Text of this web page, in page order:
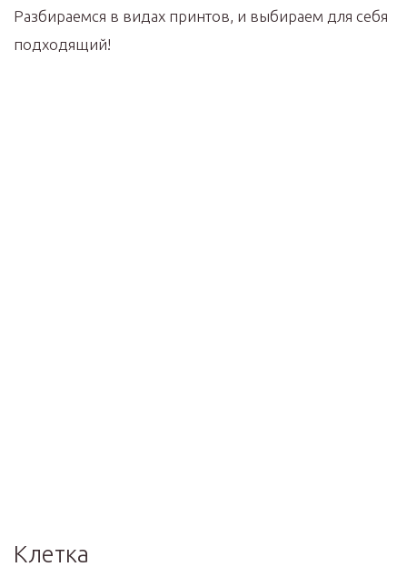
Разбираемся в видах принтов, и выбираем для себя
подходящий!
Клетка